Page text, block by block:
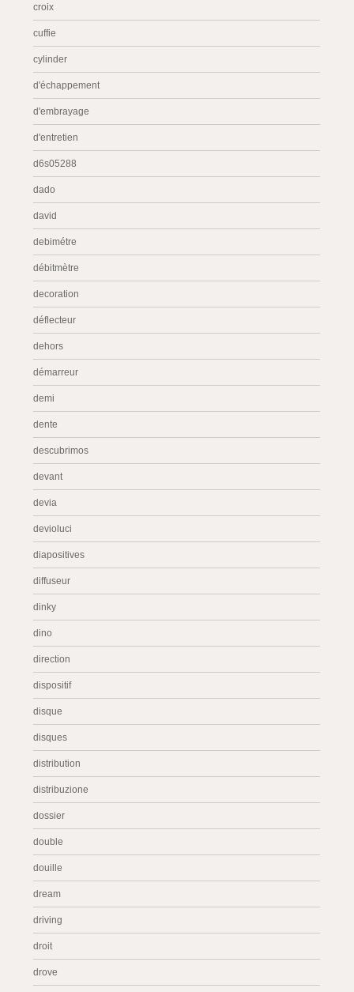
croix
cuffie
cylinder
d'échappement
d'embrayage
d'entretien
d6s05288
dado
david
debimétre
débitmètre
decoration
déflecteur
dehors
démarreur
demi
dente
descubrimos
devant
devia
devioluci
diapositives
diffuseur
dinky
dino
direction
dispositif
disque
disques
distribution
distribuzione
dossier
double
douille
dream
driving
droit
drove